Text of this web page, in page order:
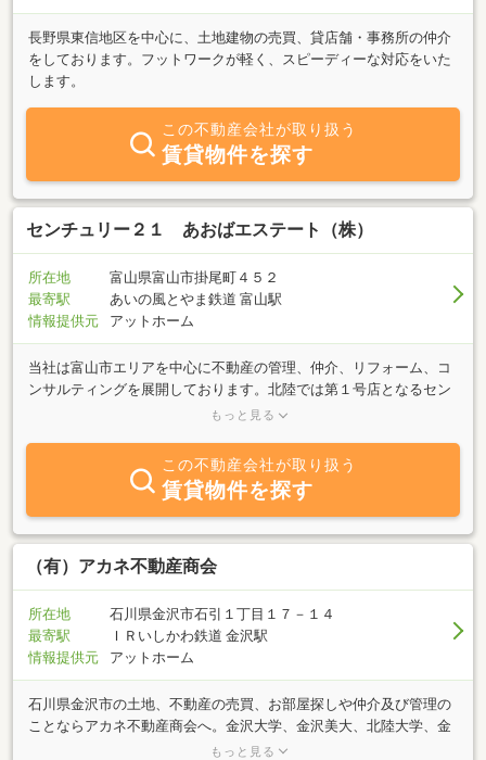
長野県東信地区を中心に、土地建物の売買、貸店舗・事務所の仲介
をしております。フットワークが軽く、スピーディーな対応をいた
します。
この不動産会社が取り扱う
賃貸物件を探す
センチュリー２１ あおばエステート（株）
所在地
富山県富山市掛尾町４５２
最寄駅
あいの風とやま鉄道 富山駅
情報提供元
アットホーム
当社は富山市エリアを中心に不動産の管理、仲介、リフォーム、コ
ンサルティングを展開しております。北陸では第１号店となるセン
チュリー２１に加盟しインターネットを中心とした物件のご案内を
る物件の中から満足する一室を選ぶためのサポートを誠心誠意させ
ていただきます。管理においては富山市南部を中心にオーナー様の
期待に応えるべく、入居率ＵＰを目指したご提案を的確に行ってお
ります。売買部門では売地、投資物件等、幅広く取り扱物件を拡充
させ、多数ご案内させていただいていております。４１号線掛尾交
差点からすぐそばにありますので、お気軽にお立寄り下さい。
もっと見る
この不動産会社が取り扱う
賃貸物件を探す
（有）アカネ不動産商会
所在地
石川県金沢市石引１丁目１７－１４
最寄駅
ＩＲいしかわ鉄道 金沢駅
情報提供元
アットホーム
石川県金沢市の土地、不動産の売買、お部屋探しや仲介及び管理の
ことならアカネ不動産商会へ。金沢大学、金沢美大、北陸大学、金
沢学院大学、金沢大学病院方面・石引、小立野、宝町、旭町近辺の
もっと見る